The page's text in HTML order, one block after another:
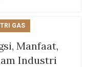
GAS
Manfaat,
Industri